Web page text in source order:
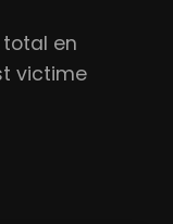
en
victime